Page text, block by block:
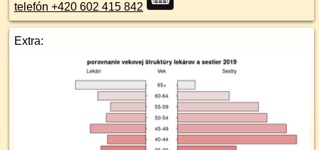
telefón +420 602 415 842
Extra: